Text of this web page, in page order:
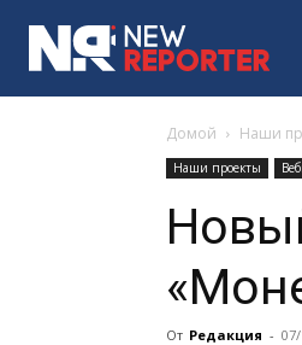
Домой Наши
Наши проекты
От Редакция -